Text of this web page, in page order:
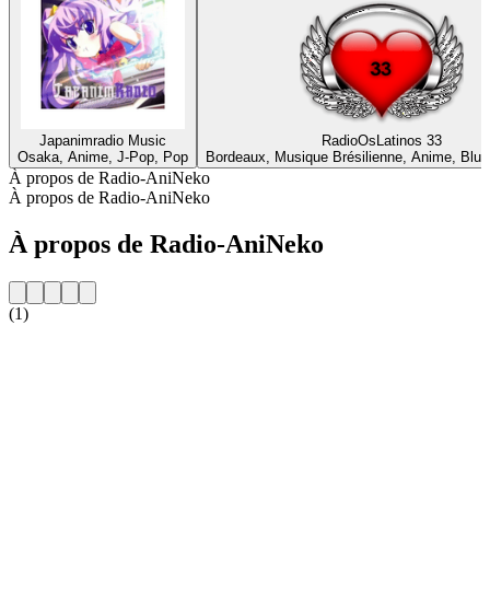
Japanimradio Music
Osaka, Anime, J-Pop, Pop
RadioOsLatinos 33
Bordeaux, Musique Brésilienne, Anime,
À propos de Radio-AniNeko
À propos de Radio-AniNeko
À propos de Radio-AniNeko
(1)